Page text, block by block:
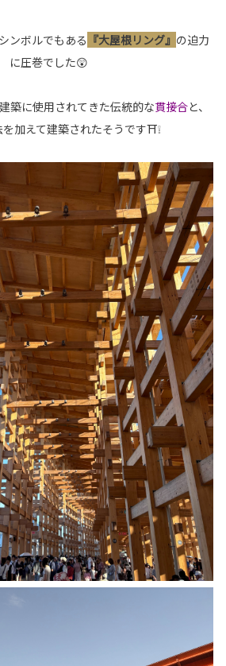
ンボルでもある 『大屋根リング』 の迫力
に圧巻でした😲
築に使用されてきた伝統的な貫接合と、
加えて建築されたそうです⛩❕